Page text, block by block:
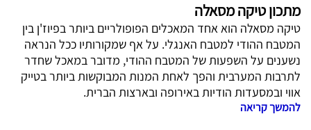
מתכון טיקה מסאלה
טיקה מסאלה הוא אחד המאכלים הפופולריים ביותר בפיוז'ן בין
המטבח ההודי למטבח האנגלי. על אף שמקורותיו ככל הנראה
נשענים על השפעות של המטבח ההודי, מדובר במאכל שחדר
לתרבות המערבית והפך לאחת המנות המבוקשות ביותר בטייק
אווי ובמסעדות הודיות באירופה ובארצות הברית.
להמשך קריאה